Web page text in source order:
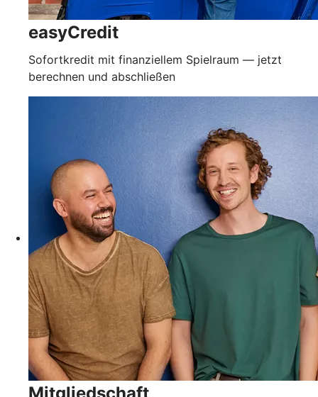
easyCredit
Sofortkredit mit finanziellem Spielraum — jetzt
berechnen und abschließen
Mitgliedschaft